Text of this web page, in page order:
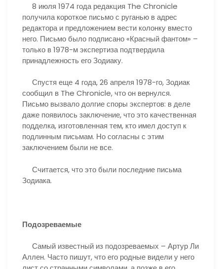
8 июля 1974 года редакция The Chronicle
получила короткое письмо с руганью в адрес
редактора и предложением вести колонку вместо
него. Письмо было подписано «Красный фантом» –
только в 1978-м экспертиза подтвердила
принадлежность его Зодиаку.
Спустя еще 4 года, 26 апреля 1978-го, Зодиак
сообщил в The Chronicle, что он вернулся.
Письмо вызвало долгие споры экспертов: в деле
даже появилось заключение, что это качественная
подделка, изготовленная тем, кто имел доступ к
подлинным письмам. Но согласны с этим
заключением были не все.
Считается, что это были последние письма
Зодиака.
Подозреваемые
Самый известный из подозреваемых – Артур Ли
Аллен. Часто пишут, что его родные видели у него